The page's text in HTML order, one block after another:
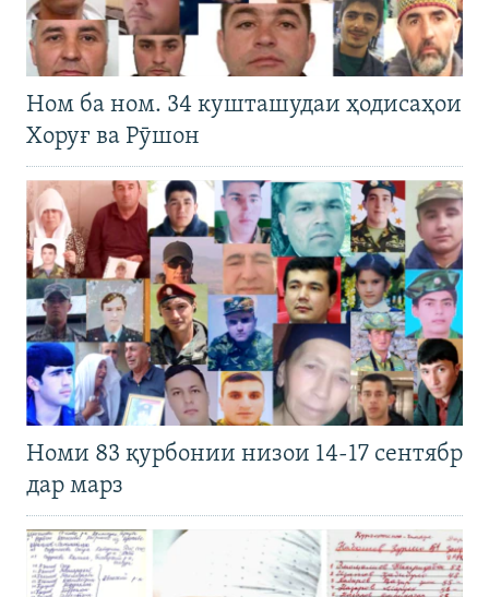
Ном ба ном. 34 кушташудаи ҳодисаҳои
Хоруғ ва Рӯшон
Номи 83 қурбонии низои 14-17 сентябр
дар марз